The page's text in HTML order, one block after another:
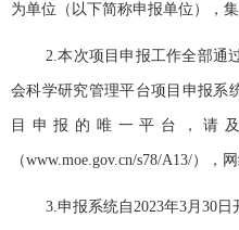
为单位（以下简称申报单位），
2.本次项目申报工作全部通
会科学研究管理平台项目申报系
目申报的唯一平台，请
（www.moe.gov.cn/s78/A13/），
3.申报系统自2023年3月 30 日